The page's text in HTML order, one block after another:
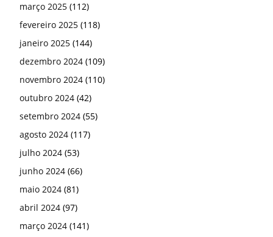
março 2025 (112)
fevereiro 2025 (118)
janeiro 2025 (144)
dezembro 2024 (109)
novembro 2024 (110)
outubro 2024 (42)
setembro 2024 (55)
agosto 2024 (117)
julho 2024 (53)
junho 2024 (66)
maio 2024 (81)
abril 2024 (97)
março 2024 (141)